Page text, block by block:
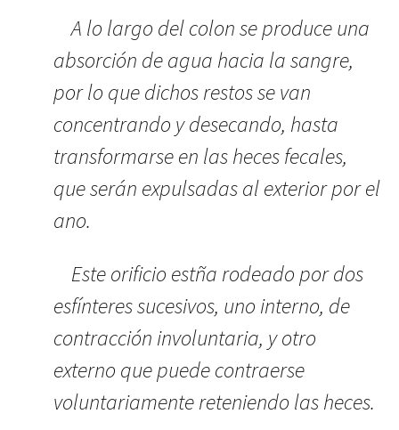
A lo largo del colon se produce una
absorción de agua hacia la sangre,
por lo que dichos restos se van
concentrando y desecando, hasta
transformarse en las heces fecales,
que serán expulsadas al exterior por el
ano.
Este orificio estña rodeado por dos
esfínteres sucesivos, uno interno, de
contracción involuntaria, y otro
externo que puede contraerse
voluntariamente reteniendo las heces.